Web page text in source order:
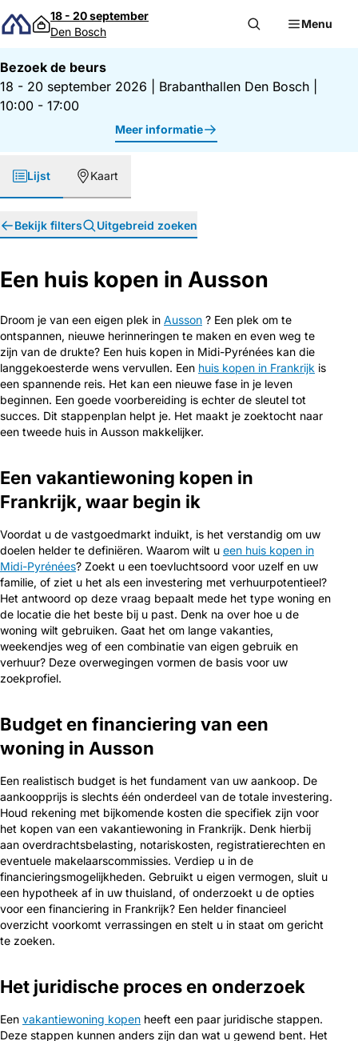
Direct naar inhoud
18 - 20 september
Den Bosch
Menu
Bezoek de beurs
18 - 20 september 2026
Brabanthallen Den Bosch
10:00 - 17:00
Meer informatie
Lijst Kaart
Bekijk filters Uitgebreid zoeken
Een huis kopen in Ausson
Droom je van een eigen plek in Ausson ? Een plek om te
ontspannen, nieuwe herinneringen te maken en even weg te
zijn van de drukte? Een huis kopen in Midi-Pyrénées kan die
langgekoesterde wens vervullen. Een huis kopen in Frankrijk is
een spannende reis. Het kan een nieuwe fase in je leven
beginnen. Een goede voorbereiding is echter de sleutel tot
succes. Dit stappenplan helpt je. Het maakt je zoektocht naar
een tweede huis in Ausson makkelijker.
Een vakantiewoning kopen in
Frankrijk, waar begin ik
Voordat u de vastgoedmarkt induikt, is het verstandig om uw
doelen helder te definiëren. Waarom wilt u een huis kopen in
Midi-Pyrénées? Zoekt u een toevluchtsoord voor uzelf en uw
familie, of ziet u het als een investering met verhuurpotentieel?
Het antwoord op deze vraag bepaalt mede het type woning en
de locatie die het beste bij u past. Denk na over hoe u de
woning wilt gebruiken. Gaat het om lange vakanties,
weekendjes weg of een combinatie van eigen gebruik en
verhuur? Deze overwegingen vormen de basis voor uw
zoekprofiel.
Budget en financiering van een
woning in Ausson
Een realistisch budget is het fundament van uw aankoop. De
aankoopprijs is slechts één onderdeel van de totale investering.
Houd rekening met bijkomende kosten die specifiek zijn voor
het kopen van een vakantiewoning in Frankrijk. Denk hierbij
aan overdrachtsbelasting, notariskosten, registratierechten en
eventuele makelaarscommissies. Verdiep u in de
financieringsmogelijkheden. Gebruikt u eigen vermogen, sluit u
een hypotheek af in uw thuisland, of onderzoekt u de opties
voor een financiering in Frankrijk? Een helder financieel
overzicht voorkomt verrassingen en stelt u in staat om gericht
te zoeken.
Het juridische proces en onderzoek
Een vakantiewoning kopen heeft een paar juridische stappen.
Deze stappen kunnen anders zijn dan wat u gewend bent. Het